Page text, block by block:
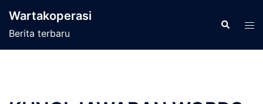
Wartakoperasi
Berita terbaru
Cari